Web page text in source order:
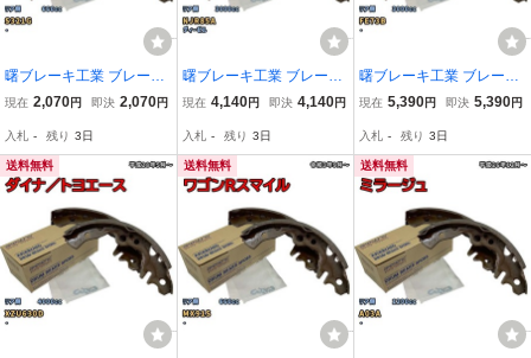
曙ブレーキ工業 ブレーキ
シュー リア側 ダイハツ
ゴン NN5026H S321G 平
成20年11月～平成26年5
月
現在 2,070円 即決 2,070円
入札 - 残り 3日
曙ブレーキ工業 ブレーキ
シュー リア側 イスズ エ
平成25年4月～
現在 4,140円 即決 4,140円
入札 - 残り 3日
曙ブレーキ工業 ブレーキ
シュー リア側 三菱 キャ
平成16年4月～平成21年4
月
現在 5,390円 即決 5,390円
入札 - 残り 3日
送料無料 送料無料 送料無料